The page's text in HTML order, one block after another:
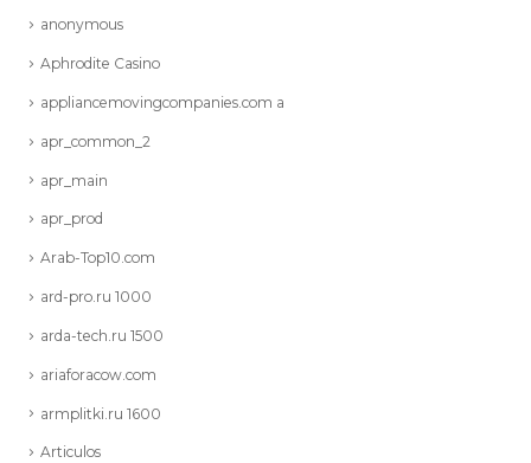
anonymous
Aphrodite Casino
appliancemovingcompanies.com a
apr_common_2
apr_main
apr_prod
Arab-Top10.com
ard-pro.ru 1000
arda-tech.ru 1500
ariaforacow.com
armplitki.ru 1600
Articulos